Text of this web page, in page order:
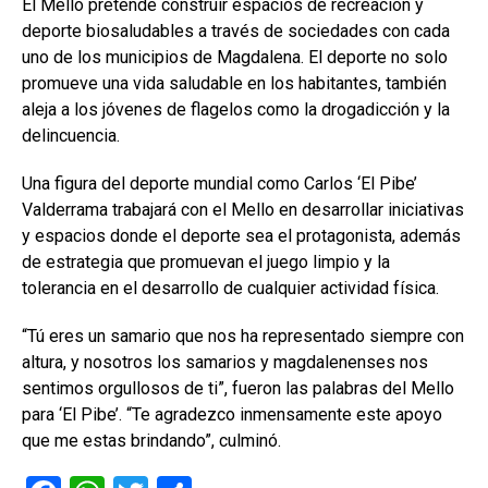
El Mello pretende construir espacios de recreación y
deporte biosaludables a través de sociedades con cada
uno de los municipios de Magdalena. El deporte no solo
promueve una vida saludable en los habitantes, también
aleja a los jóvenes de flagelos como la drogadicción y la
delincuencia.
Una figura del deporte mundial como Carlos ‘El Pibe’
Valderrama trabajará con el Mello en desarrollar iniciativas
y espacios donde el deporte sea el protagonista, además
de estrategia que promuevan el juego limpio y la
tolerancia en el desarrollo de cualquier actividad física.
“Tú eres un samario que nos ha representado siempre con
altura, y nosotros los samarios y magdalenenses nos
sentimos orgullosos de ti”, fueron las palabras del Mello
para ‘El Pibe’. “Te agradezco inmensamente este apoyo
que me estas brindando”, culminó.